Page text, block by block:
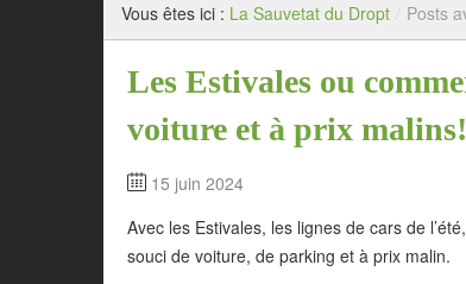
Vous êtes ici : La Sauvetat du Dropt / Posts
Les Estivales ou
voiture et à prix malins!
15 juin 2024
Avec les Estivales, les lignes de cars de
souci de voiture, de parking et à prix malin.